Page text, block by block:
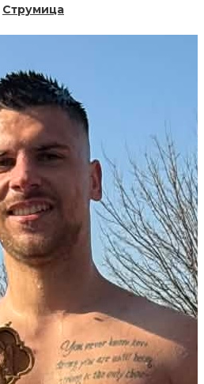
Струмица